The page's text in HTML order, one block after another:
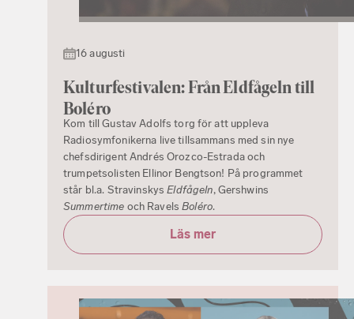
16 augusti
Kulturfestivalen: Från Eldfågeln till
Boléro
Kom till Gustav Adolfs torg för att uppleva
Radiosymfonikerna live tillsammans med sin nye
chefsdirigent Andrés Orozco-Estrada och
trumpetsolisten Ellinor Bengtson! På programmet
står bl.a. StravinskysEldfågeln, Gershwins
Summertime och RavelsBoléro.
Läs mer